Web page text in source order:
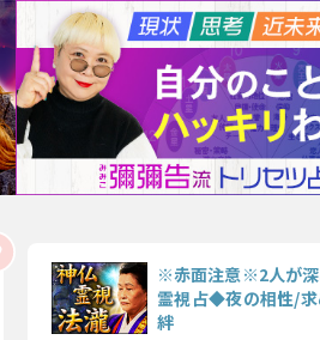
※赤面注意※2人が
霊視占◆夜の相性/
絆